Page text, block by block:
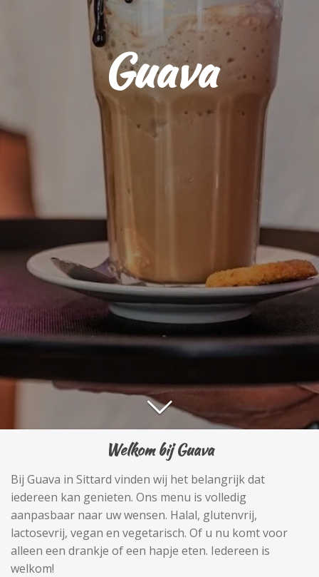
Guava
Welkom bij Guava
Bij Guava in Sittard vinden wij het belangrijk dat
iedereen kan genieten. Ons menu is volledig
aanpasbaar naar uw wensen. Halal, glutenvrij,
lactosevrij, vegan en vegetarisch. Of u nu komt voor
alleen een drankje of een hapje eten. Iedereen is
welkom!